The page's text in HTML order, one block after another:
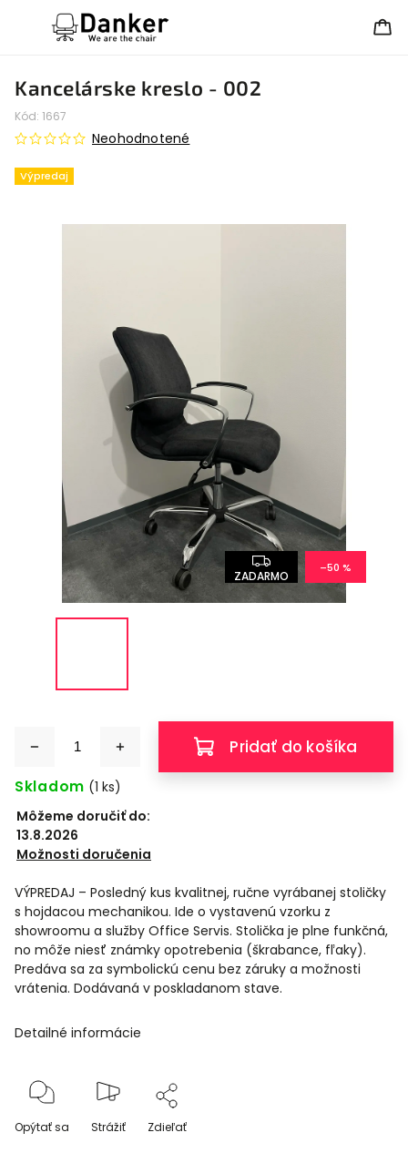
Kancelárske kreslo - 002
Kód: 1667
Výpredaj
Neohodnotené
ZADARMO
–50 %
Skladom (1 ks)
Môžeme doručiť do:
13.8.2026
Možnosti doručenia
Pridať do košíka
VÝPREDAJ – Posledný kus kvalitnej, ručne vyrábanej stoličky
s hojdacou mechanikou. Ide o vystavenú vzorku z
showroomu a služby Office Servis. Stolička je plne funkčná,
no môže niesť známky opotrebenia (škrabance, fľaky).
Predáva sa za symbolickú cenu bez záruky a možnosti
vrátenia. Dodávaná v poskladanom stave.
Detailné informácie
Opýtať sa Strážiť Zdieľať